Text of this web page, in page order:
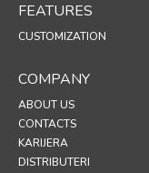
FEATURES
CUSTOMIZATION
COMPANY
ABOUT US
CONTACTS
KARIJERA
DISTRIBUTERI